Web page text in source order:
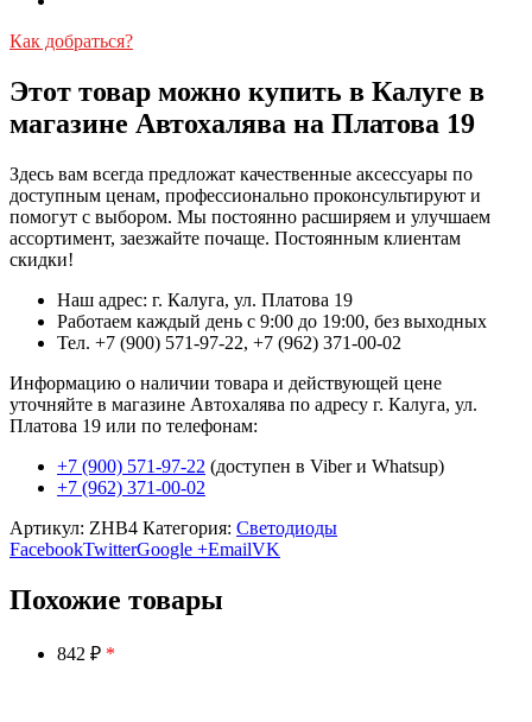
Как добраться?
Этот товар можно купить в Калуге в
магазине Автохалява на Платова 19
Здесь вам всегда предложат качественные аксессуары по
доступным ценам, профессионально проконсультируют и
помогут с выбором. Мы постоянно расширяем и улучшаем
ассортимент, заезжайте почаще. Постоянным клиентам
скидки!
Наш адрес: г. Калуга, ул. Платова 19
Работаем каждый день с 9:00 до 19:00, без выходных
Тел. +7 (900) 571-97-22, +7 (962) 371-00-02
Информацию о наличии товара и действующей цене
уточняйте в магазине Автохалява по адресу г. Калуга, ул.
Платова 19 или по телефонам:
+7 (900) 571-97-22 (доступен в Viber и Whatsup)
+7 (962) 371-00-02
Артикул: ZHB4 Категория: Светодиоды
FacebookTwitterGoogle +EmailVK
Похожие товары
842 ₽ *